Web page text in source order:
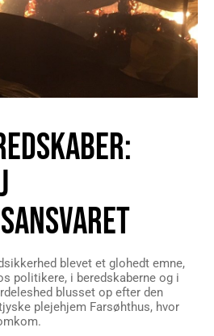
blevet et glohedt emne,
politikere, i beredskaberne og i
blusset op efter den
plejehjem Farsøhthus, hvor